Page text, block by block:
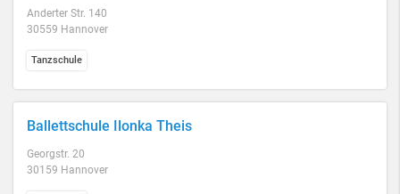
Anderter Str. 140
30559 Hannover
Tanzschule
Ballettschule Ilonka Theis
Georgstr. 20
30159 Hannover